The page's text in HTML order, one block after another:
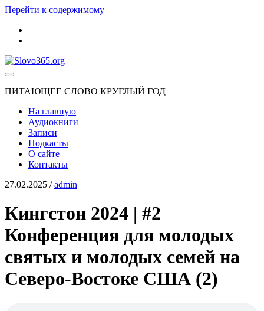
Перейти к содержимому
Slovo365.org
ПИТАЮЩЕЕ СЛОВО КРУГЛЫЙ ГОД
На главную
Аудиокниги
Записи
Подкасты
О сайте
Контакты
27.02.2025 /admin
Кингстон 2024 | #2
Конференция для молодых
святых и молодых семей на
Северо-Востоке США (2)